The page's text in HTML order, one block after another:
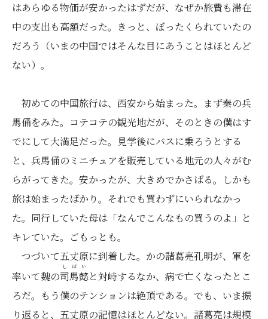
はあらゆる物価が安かったはずだが、なぜか旅費も滞在
中の支出も高額だった。きっと、ぼったくられていたの
だろう（いまの中国ではそんな目にあうことはほとんど
ない）。
初めての中国旅行は、西安から始まった。まず秦の兵
馬俑をみた。コテコテの観光地だが、そのときの僕はす
でにして大満足だった。見学後にバスに乗ろうとする
と、兵馬俑のミニチュアを販売している地元の人々がむ
らがってきた。安かったが、大きめでかさばる。しかも
旅は始まったばかり。それでも買わずにいられなかっ
た。同行していた母は「なんでこんなもの買うのよ」と
キレていた。ごもっとも。
つづいて五丈原に到着した。かの諸葛亮孔明が、軍を
率いて魏の司
し
馬
ば
懿
い
と対峙するなか、病で亡くなったとこ
ろだ。もう僕のテンションは絶頂である。でも、いま振
り返ると、五丈原の記憶はほとんどない。諸葛亮は規模